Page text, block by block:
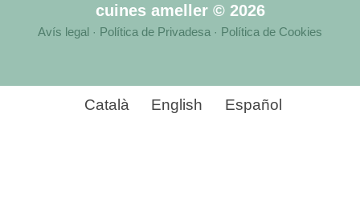
cuines ameller © 2026
Avís legal · Política de Privadesa · Política de Cookies
Català English Español